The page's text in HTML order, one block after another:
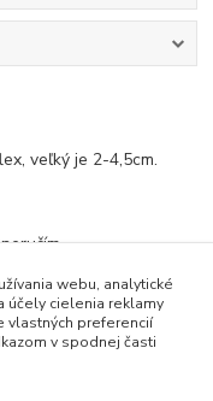
veľký je 2-4,5cm.
webu, analytické
účely cielenia reklamy
vlastných preferencií
v spodnej časti